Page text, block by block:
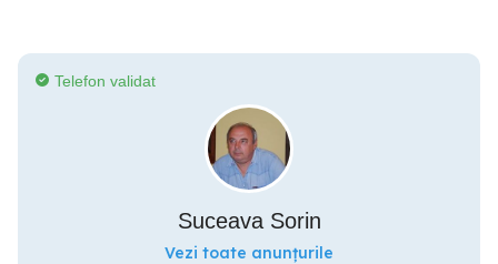
Telefon validat
Suceava Sorin
Vezi toate anunțurile